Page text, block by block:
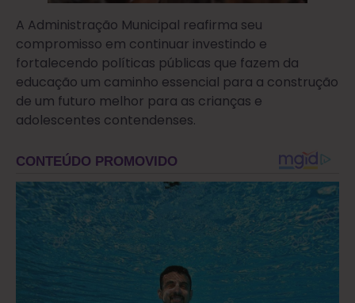
A Administração Municipal reafirma seu
compromisso em continuar investindo e
fortalecendo políticas públicas que fazem da
educação um caminho essencial para a construção
de um futuro melhor para as crianças e
adolescentes contendenses.